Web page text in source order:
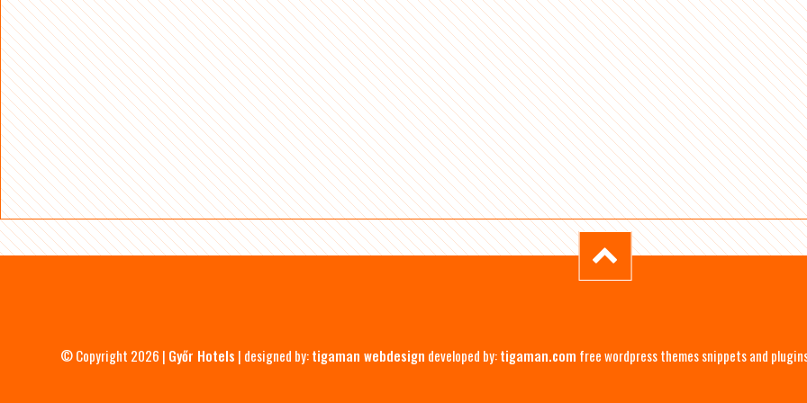
© Copyright 2026 | Győr Hotels | designed by:tigaman webdesign developed by:tigaman.com free wordpress themes snippets and